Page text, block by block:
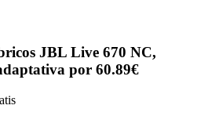
JBL Live 670 NC,
por 60.89€